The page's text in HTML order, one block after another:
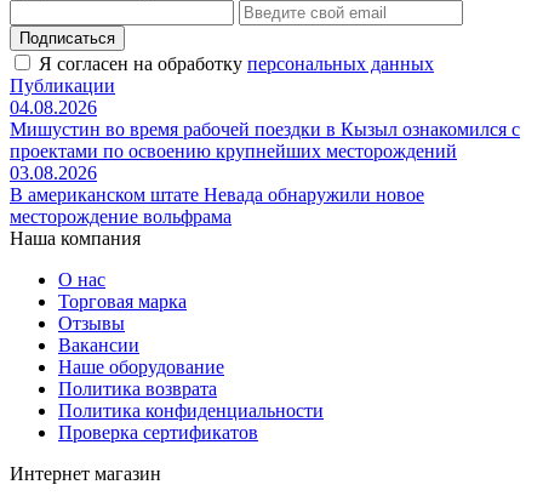
Подписаться
Я согласен на обработку персональных данных
Публикации
04.08.2026
Мишустин во время рабочей поездки в Кызыл ознакомился с
проектами по освоению крупнейших месторождений
03.08.2026
В американском штате Невада обнаружили новое
месторождение вольфрама
Наша компания
О нас
Торговая марка
Отзывы
Вакансии
Наше оборудование
Политика возврата
Политика конфиденциальности
Проверка сертификатов
Интернет магазин